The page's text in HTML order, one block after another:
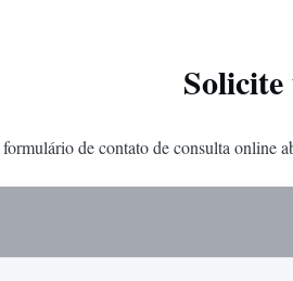
de contato de consulta online